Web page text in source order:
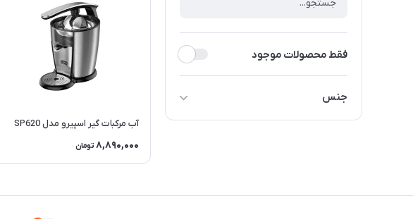
فقط محصولات موجود
جنس
استيل آب مرکبات گیر اسپیرو مدل SP620
8,890,000 تومان